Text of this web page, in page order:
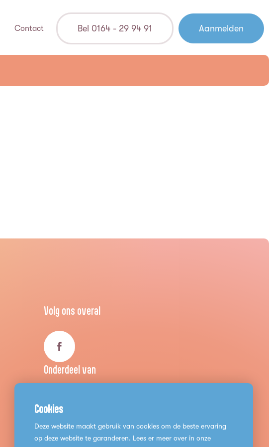
Cookies
Deze website maakt gebruik van cookies om de beste ervaring
op deze website te garanderen. Lees er meer over in onze
Contact Bel 0164 - 29 94 91 Aanmelden
Volg ons overal
Onderdeel van